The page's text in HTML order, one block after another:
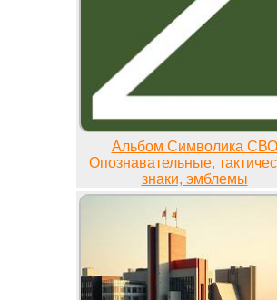
Альбом Символика СВО
Опознавательные,
знаки, эмблемы